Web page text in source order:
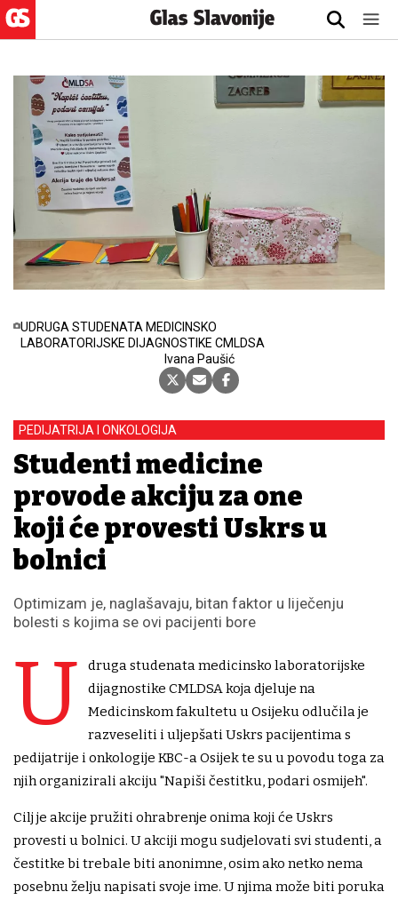
UDRUGA STUDENATA MEDICINSKO
LABORATORIJSKE DIJAGNOSTIKE CMLDSA
25.3.2025., 06:00
Ivana Paušić
PEDIJATRIJA I ONKOLOGIJA
Studenti medicine
provode akciju za one
koji će provesti Uskrs u
bolnici
Optimizam je, naglašavaju, bitan faktor u liječenju
bolesti s kojima se ovi pacijenti bore
U
druga studenata medicinsko laboratorijske
dijagnostike CMLDSA koja djeluje na
Medicinskom fakultetu u Osijeku odlučila je
razveseliti i uljepšati Uskrs pacijentima s
pedijatrije i onkologije KBC-a Osijek te su u povodu toga za
njih organizirali akciju "Napiši čestitku, podari osmijeh".
Cilj je akcije pružiti ohrabrenje onima koji će Uskrs
provesti u bolnici. U akciji mogu sudjelovati svi studenti, a
čestitke bi trebale biti anonimne, osim ako netko nema
posebnu želju napisati svoje ime. U njima može biti poruka